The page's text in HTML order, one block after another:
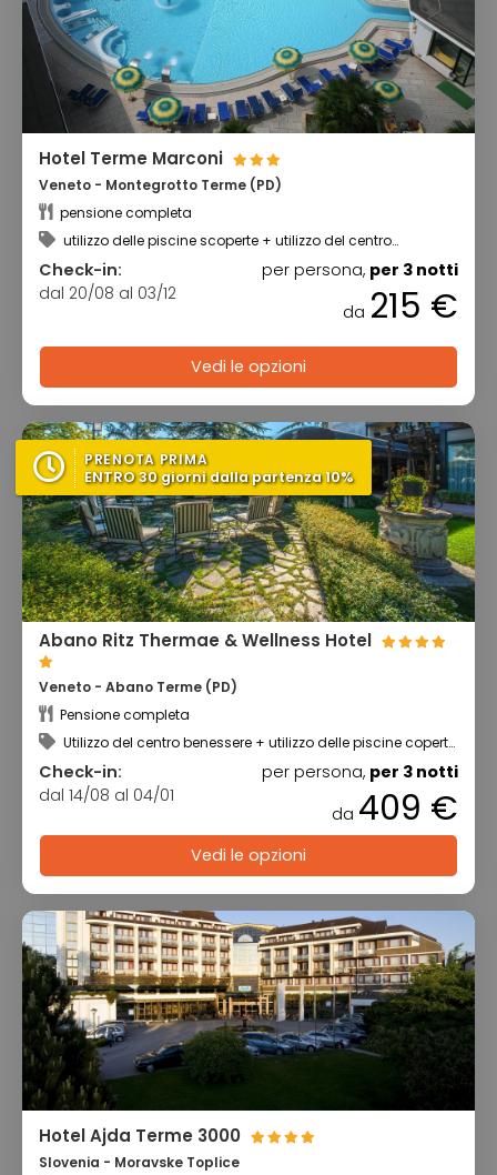
Hotel Terme Marconi
Veneto - Montegrotto Terme (PD)
pensione completa
utilizzo delle piscine scoperte + utilizzo del centro
Check-in:
dal 20/08 al 03/12
per persona, per 3 notti
da 215 €
Vedi le opzioni
PRENOTA PRIMA
ENTRO 30 giorni dalla partenza 10%
Abano Ritz Thermae & Wellness Hotel
Veneto - Abano Terme (PD)
Pensione completa
Utilizzo del centro benessere + utilizzo delle piscine coperta
Check-in:
dal 14/08 al 04/01
per persona, per 3 notti
da 409 €
Vedi le opzioni
Hotel Ajda Terme 3000
Slovenia - Moravske Toplice